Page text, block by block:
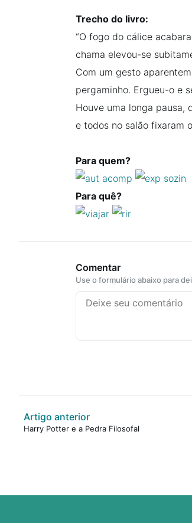
Trecho do livro:
“O fogo do cálice
chama elevou-se
Com um gesto
pergaminho. Ergueu-o e
Houve uma longa pausa,
e todos no salão fixaram
Para quem?
Para quê?
Comentar
Use o formulário abaixo para
Artigo anterior
Harry Potter e a Pedra Filosofal